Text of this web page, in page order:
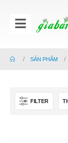
SẢN PHẨM
FILTER